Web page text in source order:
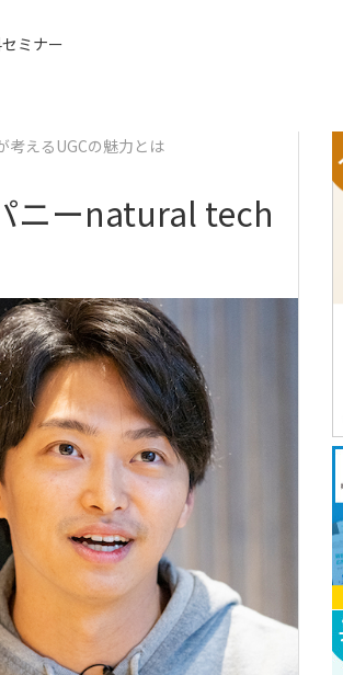
セミナー
えるUGCの魅力とは
ニーnatural tech